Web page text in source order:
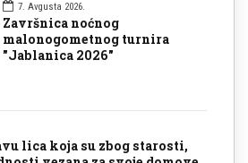
7. Avgusta 2026.
Završnica noćnog
malonogometnog turnira
"Jablanica 2026"
lica koja su zbog starosti,